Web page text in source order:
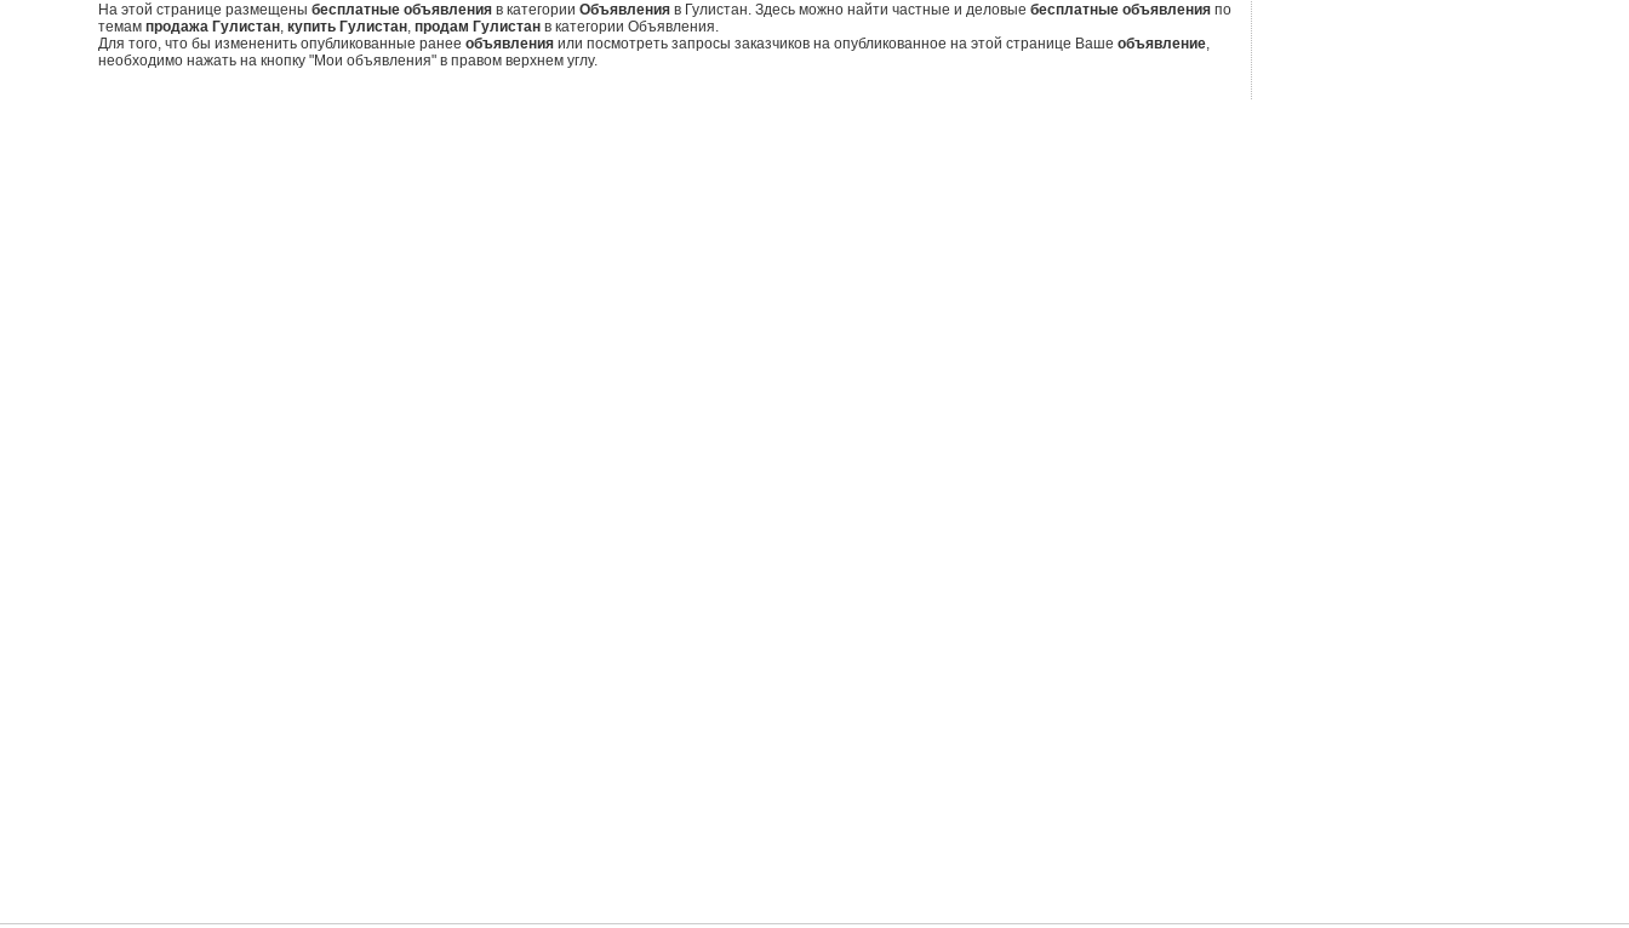
На этой странице размещены бесплатные объявленияв категории Объявленияв Гулистан. Здесь можно найти частные и деловые бесплатные объявленияпо
темам продажа Гулистан, купить Гулистан, продам Гулистанв категории Объявления.
Для того, что бы измененить опубликованные ранее объявленияили посмотреть запросы заказчиков на опубликованное на этой странице Ваше объявление,
необходимо нажать на кнопку "Мои объявления" в правом верхнем углу.